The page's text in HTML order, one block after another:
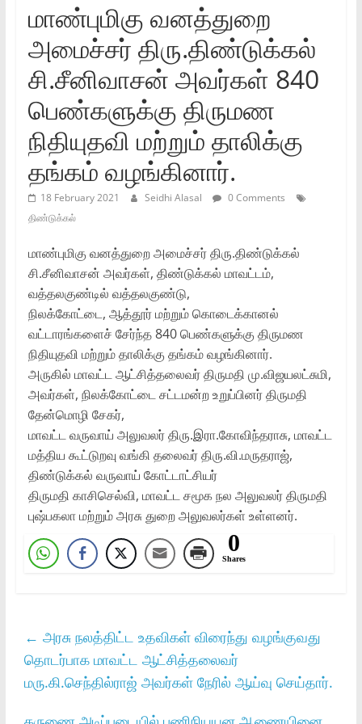
மாண்புமிகு வனத்துறை
அமைச்சர்‌ திரு.திண்டுக்கல்‌
சி.சீனிவாசன்‌ அவர்கள்‌ 840
பெண்களுக்கு திருமண
நிதியுதவி மற்றும்‌ தாலிக்கு
தங்கம்‌ வழங்கினார்‌.
18 February 2021 Seidhi Alasal
0 Comments
திண்டுக்கல்
மாண்புமிகு வனத்துறை அமைச்சர்‌ திரு.திண்டுக்கல்‌
சி.சீனிவாசன்‌ அவர்கள்‌, திண்டுக்கல்‌ மாவட்டம்‌,
வத்தலகுண்டில்‌ வத்தலகுண்டு,
நிலக்கோட்டை, ஆத்தூர்‌ மற்றும்‌ கொடைக்கானல்‌
வட்டாரங்களைச்‌ சேர்ந்த 840 பெண்களுக்கு திருமண
நிதியுதவி மற்றும்‌ தாலிக்கு தங்கம்‌ வழங்கினார்‌.
அருகில்‌ மாவட்ட ஆட்சித்தலைவர்‌ திருமதி மு.விஜயலட்சுமி,
அவர்கள்‌, நிலக்கோட்டை சட்டமன்ற உறுப்பினர்‌ திருமதி
தேன்மொழி சேகர்‌,
மாவட்ட வருவாய்‌ அலுவலர்‌ திரு.இரா.கோவிந்தராசு, மாவட்ட
மத்திய கூட்டுறவு வங்கி தலைவர்‌ திரு.வி.மருதராஜ்‌,
திண்டுக்கல்‌ வருவாய்‌ கோட்டாட்சியர்‌
திருமதி காசிசெல்வி, மாவட்ட சமூக நல அலுவலர்‌ திருமதி
புஷ்பகலா மற்றும்‌ அரசு துறை அலுவலர்கள்‌ உள்ளனர்‌.
0
Shares
← அரசு நலத்திட்ட உதவிகள்‌ விரைந்து வழங்குவது
தொடர்பாக மாவட்ட ஆட்சித்தலைவர்‌
மரு.கி.செந்தில்ராஜ்‌ அவர்கள்‌ நேரில்‌ ஆய்வு செய்தார்‌.